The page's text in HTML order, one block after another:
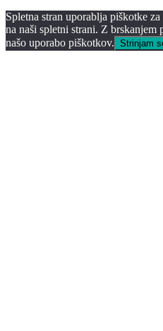
Spletna stran uporablja piškotke
na naši spletni strani. Z brskanjem
našo uporabo piškotkov. Strinjam